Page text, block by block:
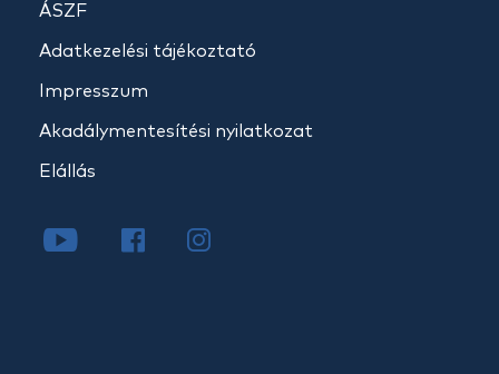
ÁSZF
Adatkezelési tájékoztató
Impresszum
Akadálymentesítési nyilatkozat
Elállás